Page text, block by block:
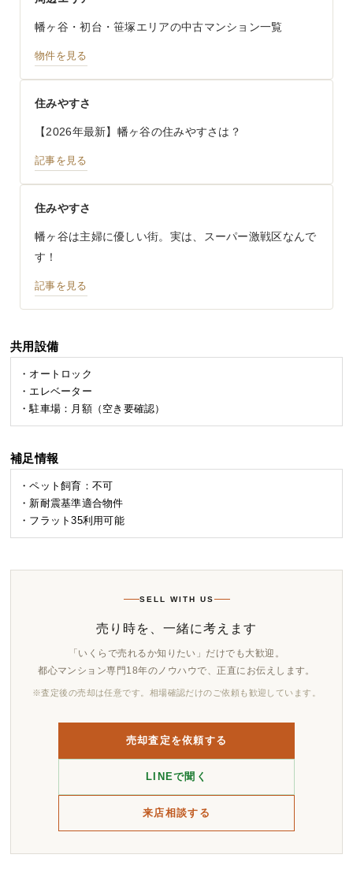
幡ヶ谷・初台・笹塚エリアの中古マンション一覧
物件を見る
住みやすさ
【2026年最新】幡ヶ谷の住みやすさは？
記事を見る
住みやすさ
幡ヶ谷は主婦に優しい街。実は、スーパー激戦区なんで
す！
記事を見る
共用設備
・オートロック
・エレベーター
・駐車場：月額（空き要確認）
補足情報
・ペット飼育：不可
・新耐震基準適合物件
・フラット35利用可能
SELL WITH US
売り時を、一緒に考えます
「いくらで売れるか知りたい」だけでも大歓迎。
都心マンション専門18年のノウハウで、正直にお伝えします。
※査定後の売却は任意です。相場確認だけのご依頼も歓迎しています。
売却査定を依頼する
LINEで聞く
来店相談する